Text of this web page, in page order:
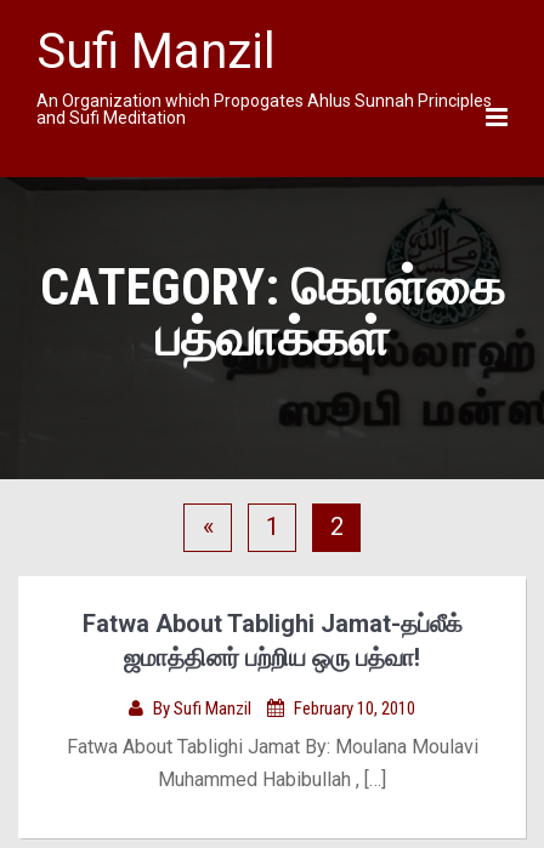
Sufi Manzil
An Organization which Propogates Ahlus Sunnah Principles
and Sufi Meditation
CATEGORY: கொள்கை
பத்வாக்கள்
« 1 2
Fatwa About Tablighi Jamat-தப்லீக்
ஜமாத்தினர் பற்றிய ஒரு பத்வா!
BySufi Manzil February 10, 2010
Fatwa About Tablighi Jamat By: Moulana Moulavi
Muhammed Habibullah , […]